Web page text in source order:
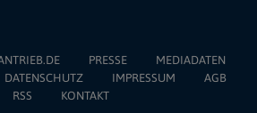
PRESSE
MEDIADATEN
DATENSCHUTZ IMPRESSUM
AGB
RSS
KONTAKT